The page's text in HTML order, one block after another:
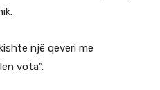
një qeveri me
vota”.